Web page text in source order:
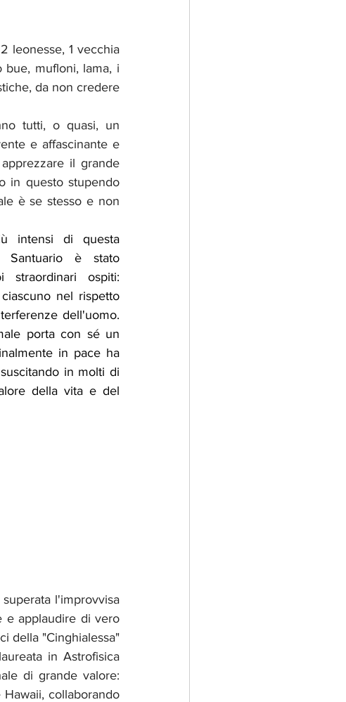
leonesse, 1 vecchia
bue, mufloni, lama, i
da non credere
tutti, o quasi, un
e affascinante e
il grande
in questo stupendo
è se stesso e non
intensi di questa
Santuario è stato
ospiti:
nel rispetto
dell'uomo.
porta con sé un
in pace ha
in molti di
della vita e del
l'improvvisa
e applaudire di vero
della "Cinghialessa"
in Astrofisica
di grande valore:
collaborando